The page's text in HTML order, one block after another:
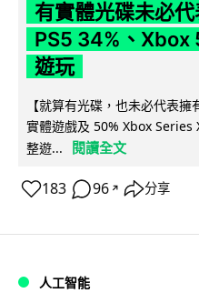
有實體光碟未必代
PS5 34%、Xbox
遊玩
【就算有光碟，也未必代表
實體遊戲及 50% Xbox Series
整遊...
閱讀全文
183 96 ↗ 分享
人工智能